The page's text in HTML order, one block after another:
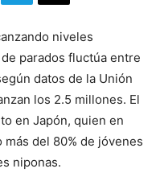
niveles
parados fluctúa entre
datos de la Unión
los 2.5 millones. El
en Japón, quien en
del 80% de jóvenes
niponas.